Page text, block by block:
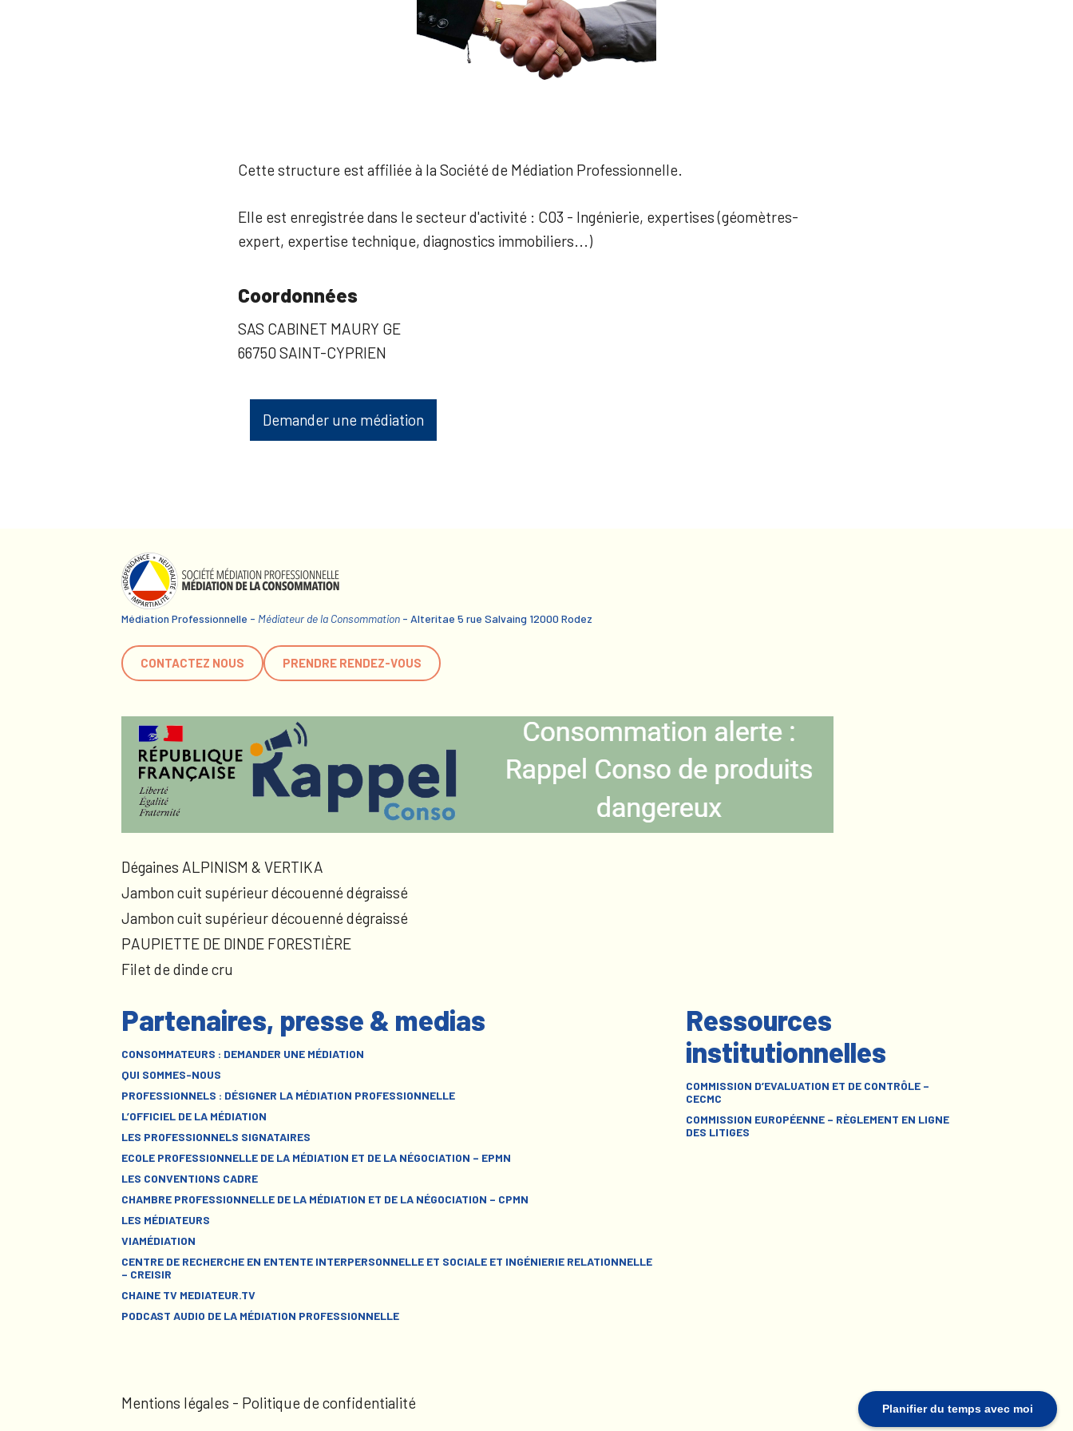
Planifier du temps avec moi
Cette structure est affiliée à la Société de Médiation Professionnelle.
Elle est enregistrée dans le secteur d'activité : C03 - Ingénierie, expertises (géomètres-
expert, expertise technique, diagnostics immobiliers...)
Coordonnées
SAS CABINET MAURY GE
66750 SAINT-CYPRIEN
Demander une médiation
Médiation Professionnelle - Médiateur de la Consommation - Alteritae 5 rue Salvaing 12000 Rodez
CONTACTEZ NOUS PRENDRE RENDEZ-VOUS
Dégaines ALPINISM & VERTIKA
Jambon cuit supérieur découenné dégraissé
Jambon cuit supérieur découenné dégraissé
PAUPIETTE DE DINDE FORESTIÈRE
Filet de dinde cru
Partenaires, presse & medias
CONSOMMATEURS : DEMANDER UNE MÉDIATION
QUI SOMMES-NOUS
PROFESSIONNELS : DÉSIGNER LA MÉDIATION PROFESSIONNELLE
L’OFFICIEL DE LA MÉDIATION
LES PROFESSIONNELS SIGNATAIRES
ECOLE PROFESSIONNELLE DE LA MÉDIATION ET DE LA NÉGOCIATION – EPMN
LES CONVENTIONS CADRE
CHAMBRE PROFESSIONNELLE DE LA MÉDIATION ET DE LA NÉGOCIATION – CPMN
LES MÉDIATEURS
VIAMÉDIATION
CENTRE DE RECHERCHE EN ENTENTE INTERPERSONNELLE ET SOCIALE ET INGÉNIERIE RELATIONNELLE
– CREISIR
CHAINE TV MEDIATEUR.TV
PODCAST AUDIO DE LA MÉDIATION PROFESSIONNELLE
Ressources
institutionnelles
COMMISSION D’EVALUATION ET DE CONTRÔLE –
CECMC
COMMISSION EUROPÉENNE – RÈGLEMENT EN LIGNE
DES LITIGES
Mentions légales - Politique de confidentialité